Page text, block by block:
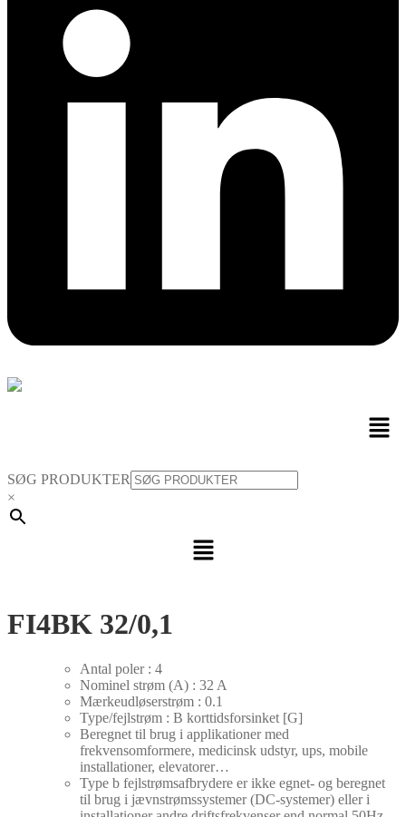
Menu
SØG PRODUKTER
×
Menu
FI4BK 32/0,1
Antal poler : 4
Nominel strøm (A) : 32 A
Mærkeudløserstrøm : 0.1
Type/fejlstrøm : B korttidsforsinket [G]
Beregnet til brug i applikationer med
frekvensomformere, medicinsk udstyr, ups, mobile
installationer, elevatorer…
Type b fejlstrømsafbrydere er ikke egnet- og beregnet
til brug i jævnstrømssystemer (DC-systemer) eller i